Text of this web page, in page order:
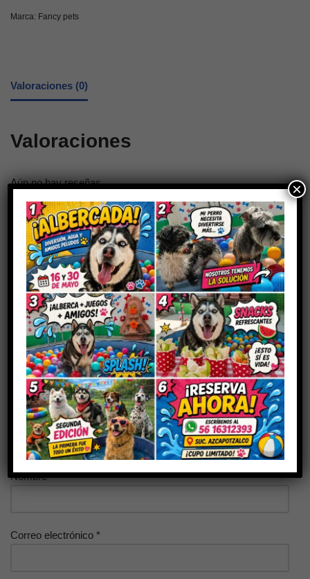
Marca: Fancy pets
Valoraciones (0)
Valoraciones
Aún no hay reseñas
Sé el primero en valorar “PELOTA
FETCH”
Tu dirección de correo electrónico no será publicada. Los
campos obligatorios están marcados con*
Tu puntuación
Tu valoración*
Nombre*
Correo electrónico *
×